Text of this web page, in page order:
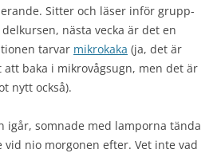
Sitter och läser inför grupp-
nästa vecka är det en
tarvar mikrokaka (ja, det är
baka i mikrovågsugn, men det är
nytt också).
igår, somnade med lamporna tända
vid nio morgonen efter. Vet inte vad